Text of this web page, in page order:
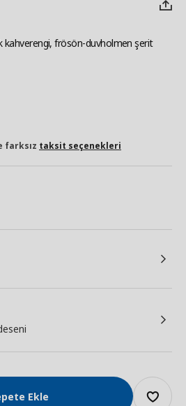
kahverengi, frösön-duvholmen şerit
farksız taksit seçenekleri
Ekle